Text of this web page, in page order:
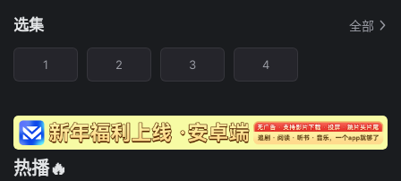
选集 全部
1 2 3 4
热播🔥